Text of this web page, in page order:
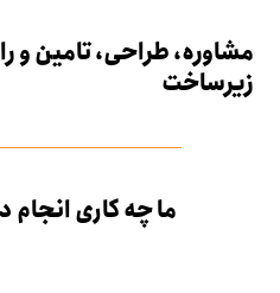
مشاوره، طراحی، تامین و
زیرساخت
ما چه کاری انجام